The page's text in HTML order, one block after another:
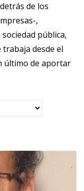
de los
,
pública,
trabaja desde el
último de aportar